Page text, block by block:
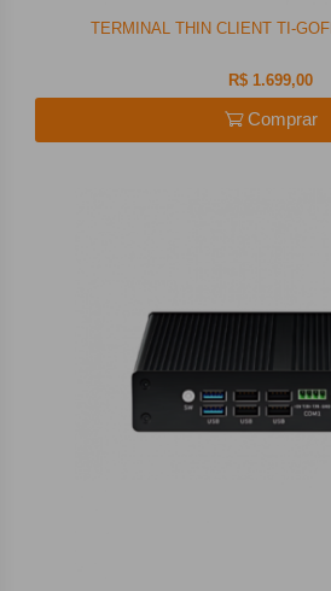
TERMINAL THIN CLIENT TI-
R$ 1.699,00
Comprar